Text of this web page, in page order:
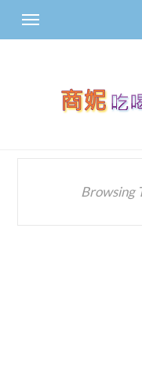
Browsing